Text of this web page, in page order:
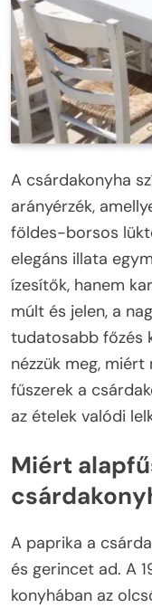
A csárdakonyha
arányérzék,
földes-borsos
elegáns illata
ízesítők, hanem
múlt és jelen, a
tudatosabb főzés
nézzük meg,
fűszerek a
az ételek valódi
Miért
A paprika a
és gerincet ad. A
konyhában az